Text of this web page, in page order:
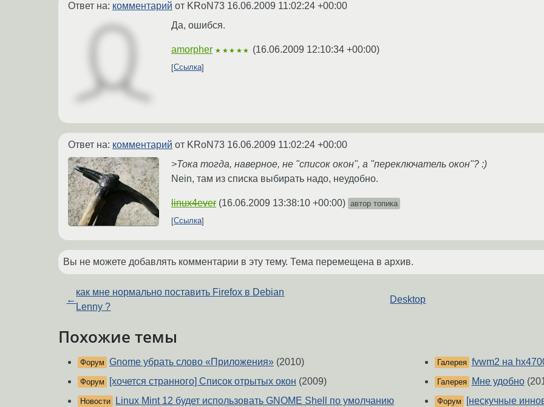
Ответ на: комментарий от KRoN73 16.06.2009 11:02:24 +00:00
Да, ошибся.
amorpher ★★★★★ (16.06.2009 12:10:34 +00:00)
Ссылка
Ответ на: комментарий от KRoN73 16.06.2009 11:02:24 +00:00
>Тока тогда, наверное, не "список окон", а "переключатель окон"? :)
Nein, там из списка выбирать надо, неудобно.
linux4ever (16.06.2009 13:38:10 +00:00) автор топика
Ссылка
Вы не можете добавлять комментарии в эту тему. Тема перемещена в архив.
←
как мне нормально поставить Firefox в Debian
Lenny ?
Desktop
Похожие темы
Форум Gnome убрать слово «Приложения» (2010)
Форум [хочется странного] Список отрытых окон (2009)
Новости
Linux Mint 12 будет использовать GNOME Shell по умолчанию
Галерея fvwm2 на
Галерея Мне удобно
Форум [нескучные